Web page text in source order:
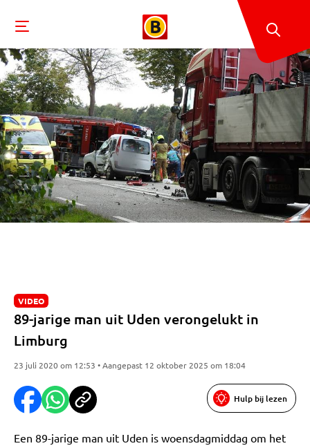
VIDEO
89-jarige man uit Uden verongelukt in
Limburg
23 juli 2020 om 12:53 • Aangepast 12 oktober 2025 om 18:04
Hulp bij lezen
Een 89-jarige man uit Uden is woensdagmiddag om het